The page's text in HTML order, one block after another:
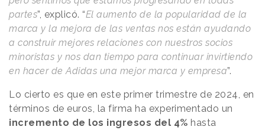
partes”, explicó. “El aumento de la popularidad de la
marca y la mejora de las ventas nos están ayudando
a construir mejores relaciones con nuestros socios
minoristas y nos dan tiempo para continuar invirtiendo
en hacer de Adidas una mejor marca y empresa”.
Lo cierto es que en este primer trimestre de 2024, en
términos de euros, la firma ha experimentado un
incremento de los ingresos del 4% hasta